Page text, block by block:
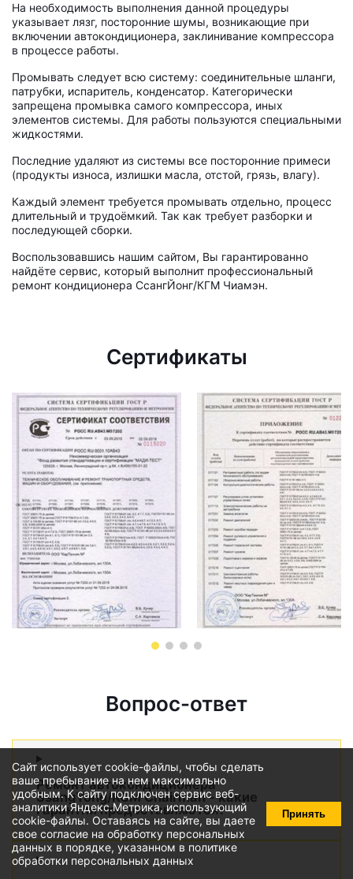
На необходимость выполнения данной процедуры
указывает лязг, посторонние шумы, возникающие при
включении автокондиционера, заклинивание компрессора
в процессе работы.
Промывать следует всю систему: соединительные шланги,
патрубки, испаритель, конденсатор. Категорически
запрещена промывка самого компрессора, иных
элементов системы. Для работы пользуются специальными
жидкостями.
Последние удаляют из системы все посторонние примеси
(продукты износа, излишки масла, отстой, грязь, влагу).
Каждый элемент требуется промывать отдельно, процесс
длительный и трудоёмкий. Так как требует разборки и
последующей сборки.
Воспользовавшись нашим сайтом, Вы гарантированно
найдёте сервис, который выполнит профессиональный
ремонт кондиционера СсангЙонг/КГМ Чиамэн.
Сертификаты
Вопрос-ответ
Ремонт автокондиционера
SsangYong/KGM Chairman - какие
гарантии предоставляются?
Сайт использует cookie-файлы, чтобы сделать
ваше пребывание на нем максимально
удобным. К cайту подключен сервис веб-
аналитики Яндекс.Метрика, использующий
cookie-файлы. Оставаясь на сайте, вы даете
свое согласие на обработку персональных
данных в порядке, указанном в политике
обработки персональных данных
Принять